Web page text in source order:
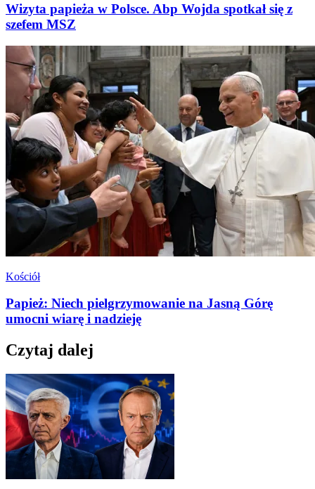
Wizyta papieża w Polsce. Abp Wojda spotkał się z
szefem MSZ
Kościół
Papież: Niech pielgrzymowanie na Jasną Górę
umocni wiarę i nadzieję
Czytaj dalej